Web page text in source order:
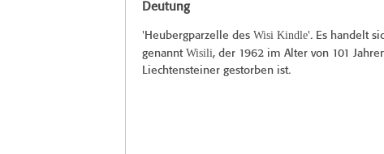
Deutung
'Heubergparzelle des Wisi Kindle'. Es handelt
genannt Wisili, der 1962 im Alter von 101
Liechtensteiner gestorben ist.